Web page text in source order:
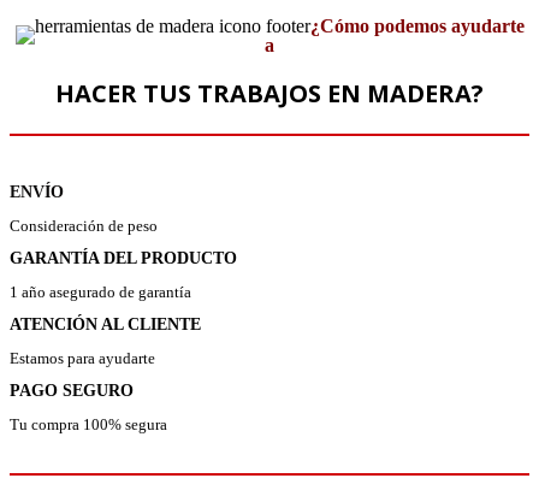
¿Cómo podemos ayudarte
a
HACER TUS TRABAJOS EN MADERA?
ENVÍO
Consideración de peso
GARANTÍA DEL PRODUCTO
1 año asegurado de garantía
ATENCIÓN AL CLIENTE
Estamos para ayudarte
PAGO SEGURO
Tu compra 100% segura